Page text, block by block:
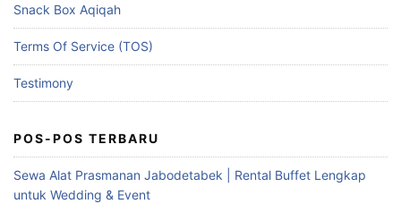
Snack Box Aqiqah
Terms Of Service (TOS)
Testimony
POS-POS TERBARU
Sewa Alat Prasmanan Jabodetabek | Rental Buffet Lengkap
untuk Wedding & Event